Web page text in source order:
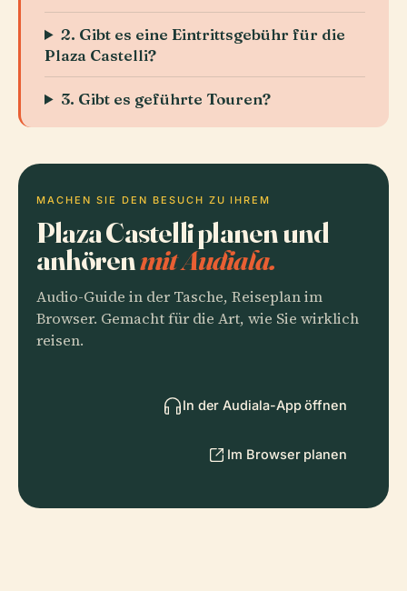
2. Gibt es eine Eintrittsgebühr für die
Plaza Castelli?
3. Gibt es geführte Touren?
MACHEN SIE DEN BESUCH ZU IHREM
Plaza Castelli planen und
anhörenmit Audiala.
Audio-Guide in der Tasche, Reiseplan im
Browser. Gemacht für die Art, wie Sie wirklich
reisen.
In der Audiala-App öffnen
Im Browser planen